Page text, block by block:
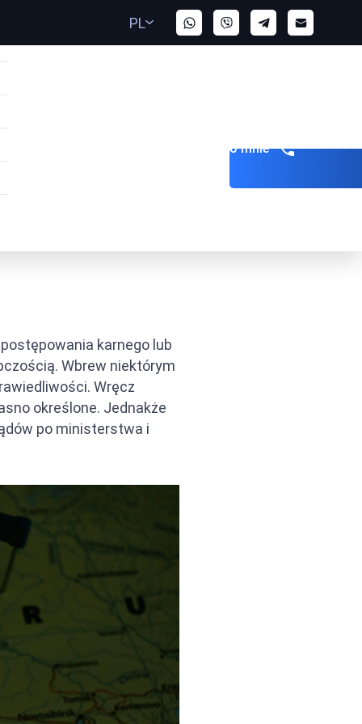
PL
Zadzwoń do mnie
karnego lub
Wbrew niektórym
Wręcz
określone. Jednakże
po ministerstwa i